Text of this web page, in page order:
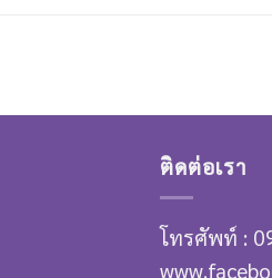
ติดต่อเรา
โทรศัพท์ :